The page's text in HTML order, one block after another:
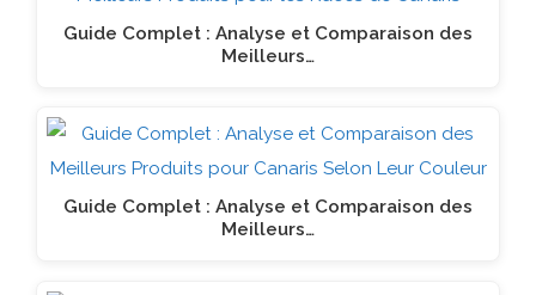
Guide Complet : Analyse et Comparaison des
Meilleurs…
Guide Complet : Analyse et Comparaison des
Meilleurs…